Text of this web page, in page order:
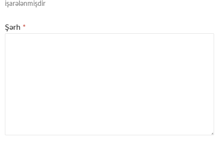
işarələnmişdir
Şərh *